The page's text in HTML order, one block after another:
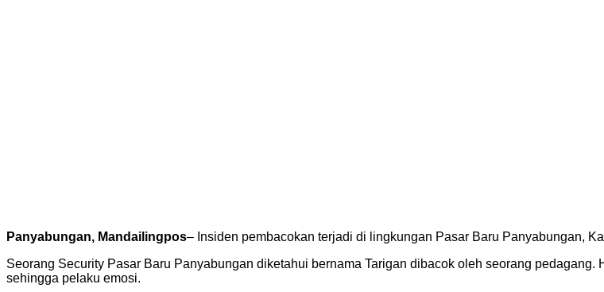
Panyabungan, Mandailingpos– Insiden pembacokan terjadi di lingkungan Pasar Baru Panyabungan,
Seorang Security Pasar Baru Panyabungan diketahui bernama Tarigan dibacok oleh seorang
sehingga pelaku emosi.